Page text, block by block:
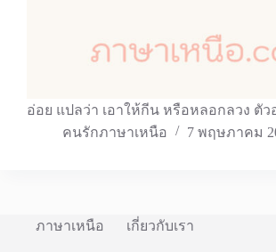
อ่อย แปลว่า เอาให้กีน หรือหลอกลวง ตั
คนรักภาษาเหนือ
7 พฤษภาคม
ภาษาเหนือ เกี่ยวกับเรา